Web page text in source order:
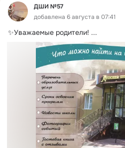
ДШИ №57
добавлена 6 августа в 07:41
✨Уважаемые родители! ...